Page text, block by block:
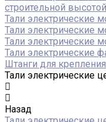
строительной высотой
Тали электрические
Тали электрические
Тали электрические
Тали электрические
Штанги для
Тали электрические
Назад